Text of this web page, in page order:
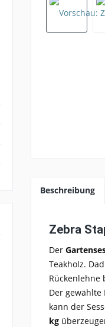
Beschreibung
Zebra
Der
Teakholz.
Rückenlehne
Der gewählte
kann der
kg